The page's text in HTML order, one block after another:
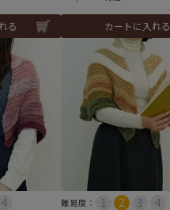
る カートに入れる
難易度：